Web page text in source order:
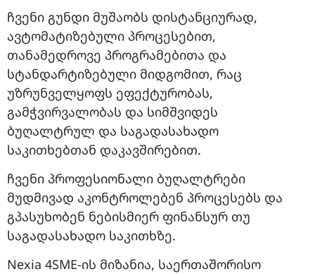
ჩვენი გუნდი მუშაობს დისტანციურად,
ავტომატიზებული პროცესებით,
თანამედროვე პროგრამებითა და
სტანდარტიზებული მიდგომით, რაც
უზრუნველყოფს ეფექტურობას,
გამჭვირვალობას და სიმშვიდეს
ბუღალტრულ და საგადასახადო
საკითხებთან დაკავშირებით.
ჩვენი პროფესიონალი ბუღალტრები
მუდმივად აკონტროლებენ პროცესებს და
გპასუხობენ ნებისმიერ ფინანსურ თუ
საგადასახადო საკითხზე.
Nexia 4SME-ის მიზანია, საერთაშორისო